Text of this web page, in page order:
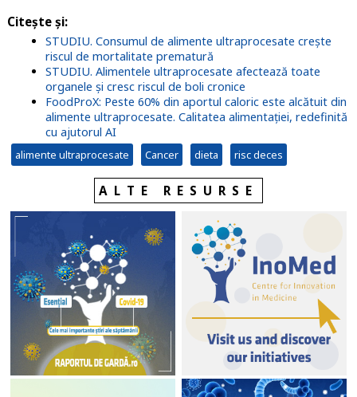
Citeşte şi:
STUDIU. Consumul de alimente ultraprocesate crește
riscul de mortalitate prematură
STUDIU. Alimentele ultraprocesate afectează toate
organele și cresc riscul de boli cronice
FoodProX: Peste 60% din aportul caloric este alcătuit din
alimente ultraprocesate. Calitatea alimentației, redefinită
cu ajutorul AI
alimente ultraprocesate Cancer dieta risc deces
ALTE RESURSE